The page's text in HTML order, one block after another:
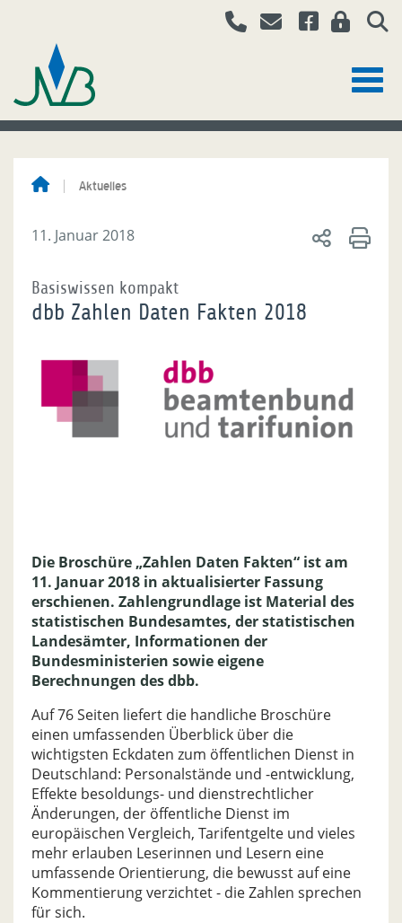
Aktuelles
11. Januar 2018
Basiswissen kompakt
dbb Zahlen Daten Fakten 2018
Die Broschüre „Zahlen Daten Fakten“ ist am
11. Januar 2018 in aktualisierter Fassung
erschienen. Zahlengrundlage ist Material des
statistischen Bundesamtes, der statistischen
Landesämter, Informationen der
Bundesministerien sowie eigene
Berechnungen des dbb.
Auf 76 Seiten liefert die handliche Broschüre
einen umfassenden Überblick über die
wichtigsten Eckdaten zum öffentlichen Dienst in
Deutschland: Personalstände und -entwicklung,
Effekte besoldungs- und dienstrechtlicher
Änderungen, der öffentliche Dienst im
europäischen Vergleich, Tarifentgelte und vieles
mehr erlauben Leserinnen und Lesern eine
umfassende Orientierung, die bewusst auf eine
Kommentierung verzichtet - die Zahlen sprechen
für sich.